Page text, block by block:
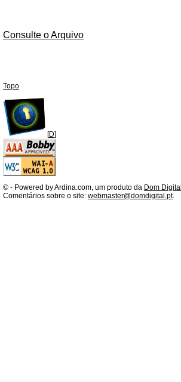
Consulte o Arquivo
Topo
[D]
© - Powered by Ardina.com, um produto da Dom Digital
Comentários sobre o site: webmaster@domdigital.pt.